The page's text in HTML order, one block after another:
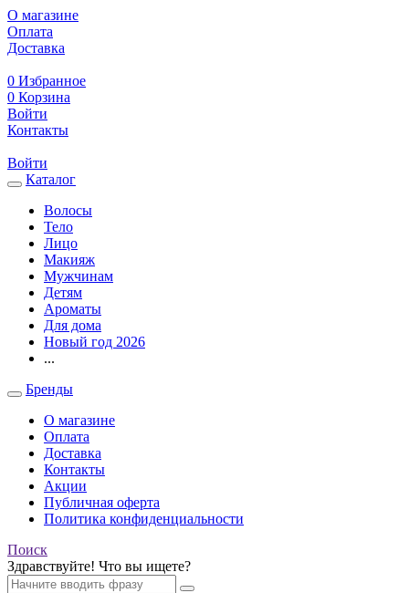
О магазине
Оплата
Доставка
0 Избранное
0 Корзина
Войти
Контакты
Войти
Каталог
Волосы
Тело
Лицо
Макияж
Мужчинам
Детям
Ароматы
Для дома
Новый год 2026
...
Бренды
О магазине
Оплата
Доставка
Контакты
Акции
Публичная оферта
Политика конфиденциальности
Поиск
Здравствуйте! Что вы ищете?